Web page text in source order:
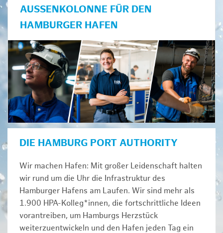
AUSSENKOLONNE FÜR DEN H
AMBURGER HAFEN
DIE HAMBURG PORT AUTHORITY
Wir machen Hafen: Mit großer Leidenschaft halten
wir rund um die Uhr die Infrastruktur des
Hamburger Hafens am Laufen. Wir sind mehr als
1.900 HPA-Kolleg*innen, die fortschrittliche Ideen
vorantreiben, um Hamburgs Herzstück
weiterzuentwickeln und den Hafen jeden Tag ein